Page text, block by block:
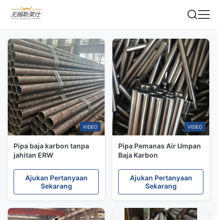
VIDEO
Pipa baja karbon tanpa
jahitan ERW
Ajukan Pertanyaan
Sekarang
VIDEO
Pipa Pemanas Air Umpan
Baja Karbon
Ajukan Pertanyaan
Sekarang